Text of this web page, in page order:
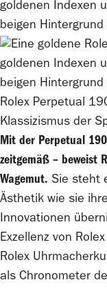
Rolex Perpetual
Klassizismus der
Mit der Perpetual
zeitgemäß – beweist
Wagemut. Sie steht
Ästhetik wie sie
Innovationen
Exzellenz von Rolex
Rolex
als Chronometer